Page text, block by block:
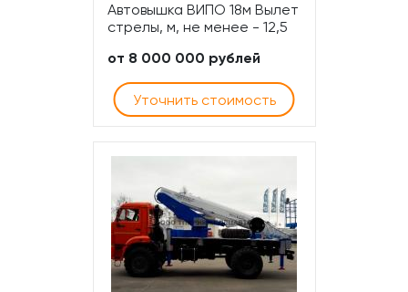
Автовышка ВИПО 18м Вылет
стрелы, м, не менее - 12,5
от 8 000 000 рублей
Уточнить стоимость